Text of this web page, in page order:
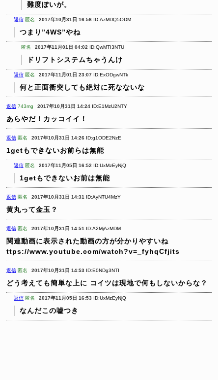
難度ぽいが。
返信 匿名 2017年10月31日 16:56 ID:AzMDQ5ODM
つまり”4WS”やね
匿名 2017年11月01日 04:02 ID:QwMTI3NTU
ドリフトシステムちゃうんけ
返信 匿名 2017年11月01日 23:07 ID:ExODgwNTk
何と正面衝突しても絶対に死なないな
返信 743mg 2017年10月31日 14:24 ID:E1MzU2NTY
あらやだ！カッコイイ！
返信 匿名 2017年10月31日 14:26 ID:g1ODE2NzE
1getもできないお前らは無能
返信 匿名 2017年11月05日 16:52 ID:UxMzEyNjQ
1getもできないお前は無能
返信 匿名 2017年10月31日 14:31 ID:AyNTU4MzY
黄丸って金玉？
返信 匿名 2017年10月31日 14:51 ID:A2MjAzMDM
関連動画に表示された動画の方が分かりやすいね
ttps://www.youtube.com/watch?v=_fyhqCfjits
返信 匿名 2017年10月31日 14:53 ID:E0NDg3NTI
どう考えても簡単な上に コイツは現地で何もしないからな？
返信 匿名 2017年11月05日 16:53 ID:UxMzEyNjQ
なんだこの嘘つき